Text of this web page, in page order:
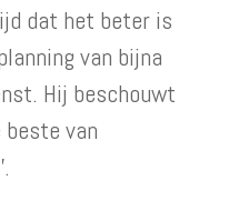
dat het beter is
van bijna
Hij beschouwt
beste van